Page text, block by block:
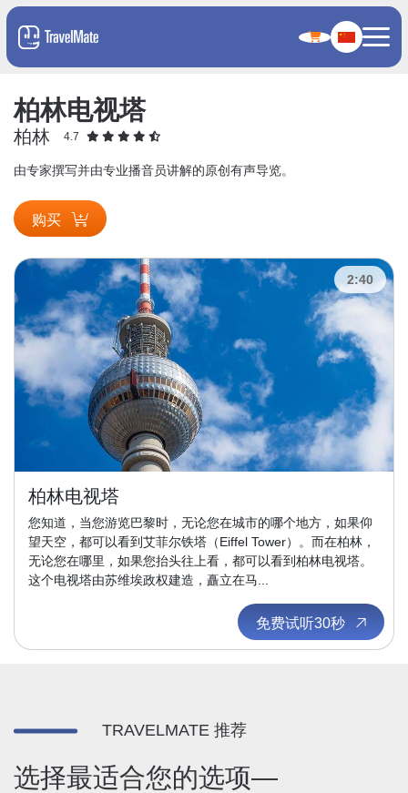
柏林电视塔
柏林 4.7
由专家撰写并由专业播音员讲解的原创有声导览。
购买
2:40
柏林电视塔
您知道，当您游览巴黎时，无论您在城市的哪个地方，如果仰
望天空，都可以看到艾菲尔铁塔（Eiffel Tower）。而在柏林，
无论您在哪里，如果您抬头往上看，都可以看到柏林电视塔。
这个电视塔由苏维埃政权建造，矗立在马...
免费试听30秒
TRAVELMATE 推荐
选择最适合您的选项—